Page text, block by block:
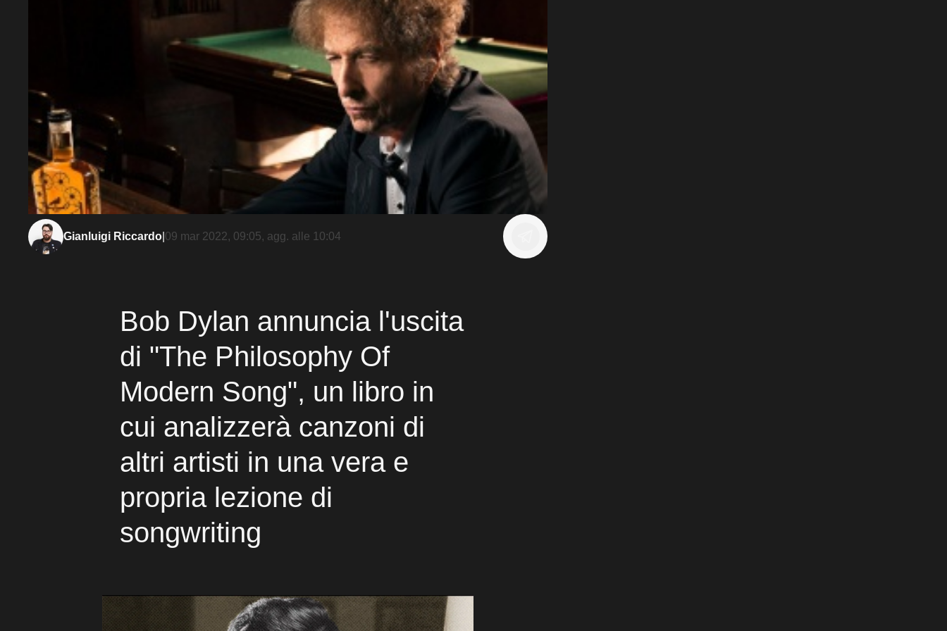
Gianluigi Riccardo 09 mar 2022, 09:05, agg. alle 10:04
Bob Dylan annuncia l'uscita
di "The Philosophy Of
Modern Song", un libro in
cui analizzerà canzoni di
altri artisti in una vera e
propria lezione di
songwriting